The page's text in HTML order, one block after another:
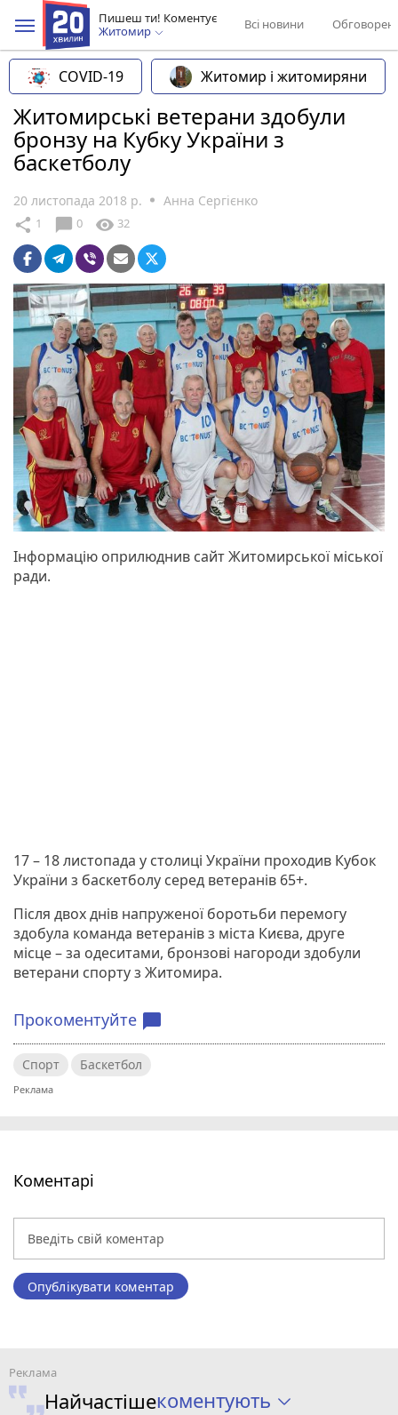
Пишеш ти! Коментує
Житомир
Всі новини
COVID-19 Житомир і житомиряни
Житомирські ветерани здобули
бронзу на Кубку України з
баскетболу
20 листопада 2018 р. Анна Сергієнко
share 1 chat_bubble 0 visibility 32
Інформацію оприлюднив сайт Житомирської міської
ради.
17 – 18 листопада у столиці України проходив Кубок
України з баскетболу серед ветеранів 65+.
Після двох днів напруженої боротьби перемогу
здобула команда ветеранів з міста Києва, друге
місце – за одеситами, бронзові нагороди здобули
ветерани спорту з Житомира.
Прокоментуйте chat_bubble
Спорт Баскетбол
Коментарі
Опублікувати коментар
Найчастішекоментують